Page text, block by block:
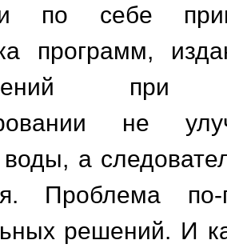
по себе
программ,
при
не
воды, а
Проблема
решений. И